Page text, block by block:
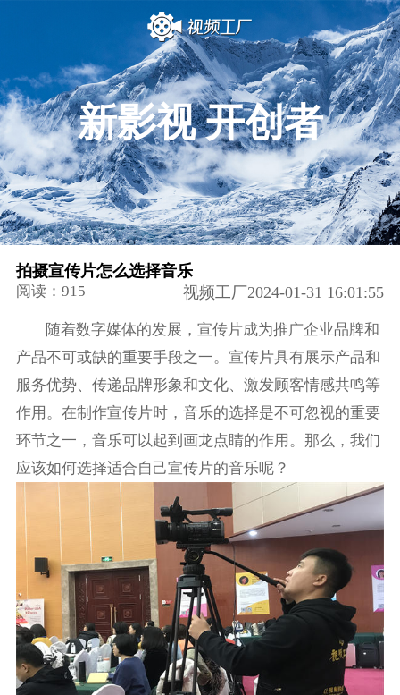
新影视 开创者
拍摄宣传片怎么选择音乐
阅读：915 视频工厂2024-01-31 16:01:55
随着数字媒体的发展，宣传片成为推广企业品牌和
产品不可或缺的重要手段之一。宣传片具有展示产品和
服务优势、传递品牌形象和文化、激发顾客情感共鸣等
作用。在制作宣传片时，音乐的选择是不可忽视的重要
环节之一，音乐可以起到画龙点睛的作用。那么，我们
应该如何选择适合自己宣传片的音乐呢？